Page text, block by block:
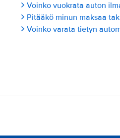
Voinko vuokrata auton
Pitääkö minun maksaa
Voinko varata tietyn